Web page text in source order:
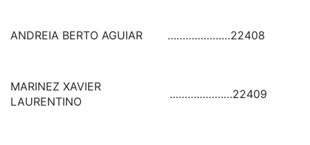
ANDREIA BERTO AGUIAR …………………22408
MARINEZ XAVIER
LAURENTINO
…………………22409